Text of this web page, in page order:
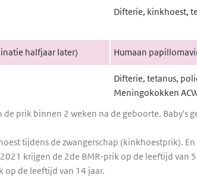
prik binnen 2 weken na de geboorte.
tijdens de zwangerschap (kinkhoestprik).
krijgen de 2de BMR-prik op de leeftijd van
de leeftijd van 14 jaar.
Difterie, kinkhoest,
halfjaar later) Humaan
Difterie, tetanus,
Meningokokken